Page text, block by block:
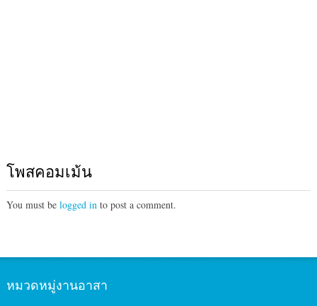
โพสคอมเม้น
You must be logged into post a comment.
หมวดหมู่งานอาสา